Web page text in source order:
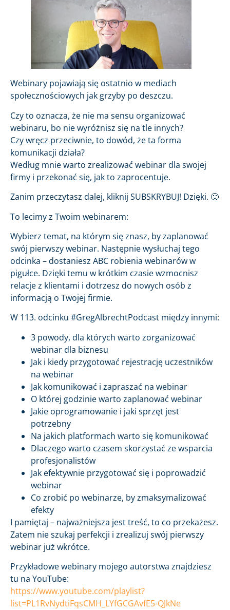
Webinary pojawiają się ostatnio w mediach
społecznościowych jak grzyby po deszczu.
Czy to oznacza, że nie ma sensu organizować
webinaru, bo nie wyróżnisz się na tle innych?
Czy wręcz przeciwnie, to dowód, że ta forma
komunikacji działa?
Według mnie warto zrealizować webinar dla swojej
firmy i przekonać się, jak to zaprocentuje.
Zanim przeczytasz dalej, kliknij SUBSKRYBUJ! Dzięki. 🙂
To lecimy z Twoim webinarem:
Wybierz temat, na którym się znasz, by zaplanować
swój pierwszy webinar. Następnie wysłuchaj tego
odcinka – dostaniesz ABC robienia webinarów w
pigułce. Dzięki temu w krótkim czasie wzmocnisz
relacje z klientami i dotrzesz do nowych osób z
informacją o Twojej firmie.
W 113. odcinku #GregAlbrechtPodcast między innymi:
3 powody, dla których warto zorganizować
webinar dla biznesu
Jak i kiedy przygotować rejestrację uczestników
na webinar
Jak komunikować i zapraszać na webinar
O której godzinie warto zaplanować webinar
Jakie oprogramowanie i jaki sprzęt jest
potrzebny
Na jakich platformach warto się komunikować
Dlaczego warto czasem skorzystać ze wsparcia
profesjonalistów
Jak efektywnie przygotować się i poprowadzić
webinar
Co zrobić po webinarze, by zmaksymalizować
efekty
I pamiętaj – najważniejsza jest treść, to co przekażesz.
Zatem nie szukaj perfekcji i zrealizuj swój pierwszy
webinar już wkrótce.
Przykładowe webinary mojego autorstwa znajdziesz
tu na YouTube:
https://www.youtube.com/playlist?
list=PL1RvNydtiFqsCMH_LYfGCGAvfE5-QJkNe